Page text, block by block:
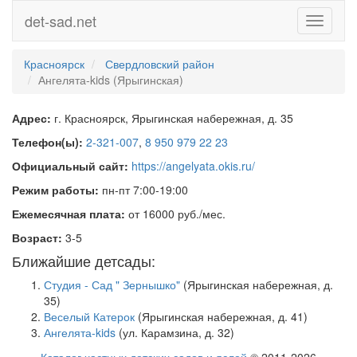
Toggle
det-sad.net
Красноярск
Свердловский район
Ангелята-kids (Ярыгинская)
Адрес: г. Красноярск, Ярыгинская набережная, д. 35
Телефон(ы): 2-321-007, 8 950 979 22 23
Официальный сайт: https://angelyata.okis.ru/
Режим работы: пн-пт 7:00-19:00
Ежемесячная плата: от 16000 руб./мес.
Возраст: 3-5
Ближайшие детсады:
Студия - Сад " Зернышко" (Ярыгинская набережная, д.
35)
Веселый Катерок (Ярыгинская набережная, д. 41)
Ангелята-kids (ул. Карамзина, д. 32)